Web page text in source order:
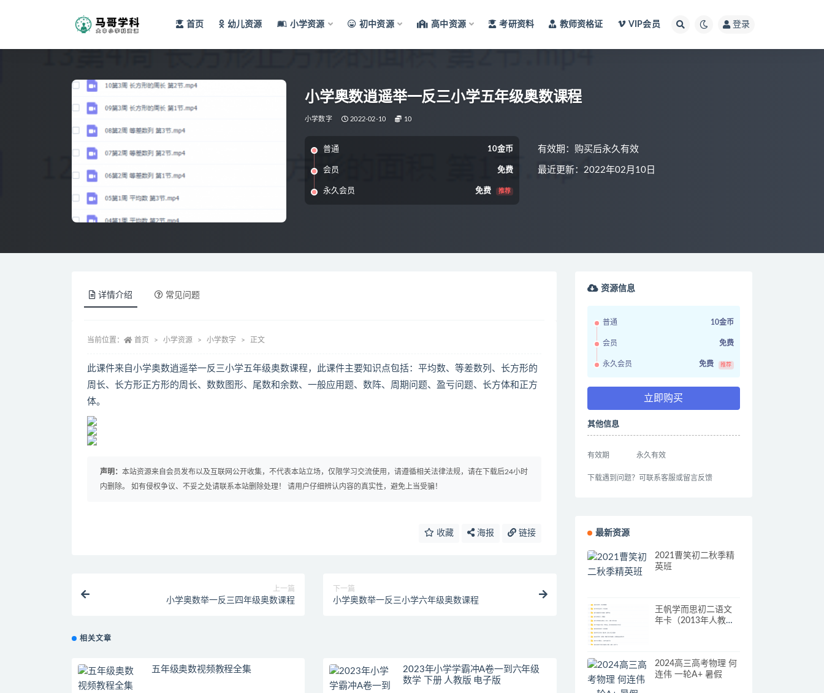
首页 幼儿资源 小学资源 初中资源 高中资源 考研资料 教师资格证 VIP会员 登录
小学奥数逍遥举一反三小学五年级奥数课程
小学数字 2022-02-10 10
普通 10金币
会员 免费
永久会员 免费 推荐
有效期：购买后永久有效
最近更新：2022年02月10日
详情介绍 常见问题
当前位置： 首页 小学资源 小学数字 正文
此课件来自小学奥数逍遥举一反三小学五年级奥数课程，此课件主要知识点包括：平均数、等差数列、长方形的
周长、长方形正方形的周长、数数图形、尾数和余数、一般应用题、数阵、周期问题、盈亏问题、长方体和正方
体。
声明： 本站资源来自会员发布以及互联网公开收集，不代表本站立场，仅限学习交流使用，请遵循相关法律法规，请在下载后24小时
内删除。 如有侵权争议、不妥之处请联系本站删除处理！ 请用户仔细辨认内容的真实性，避免上当受骗！
收藏 海报 链接
上一篇
小学奥数举一反三四年级奥数课程
下一篇
小学奥数举一反三小学六年级奥数课程
相关文章
五年级奥数视频教程全集
2023年小学学霸冲A卷一到六年级
数学 下册 人教版 电子版
资源信息
普通 10金币
会员 免费
永久会员 免费 推荐
立即购买
其他信息
有效期 永久有效
下载遇到问题？可联系客服或留言反馈
最新资源
2021曹笑初二秋季精
英班
王帆学而思初二语文
年卡（2013年人教版
2024高三高考物理 何
连伟 一轮A+ 暑假